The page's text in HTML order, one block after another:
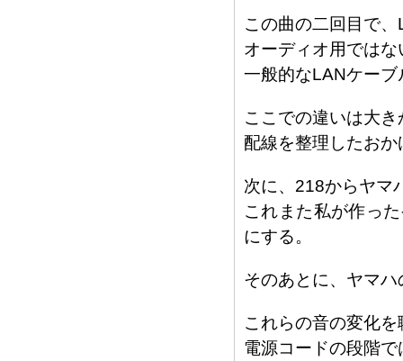
この曲の二回目で
オーディオ用ではな
一般的なLANケー
ここでの違いは大
配線を整理したお
次に、218からヤマ
これまた私が作っ
にする。
そのあとに、ヤマ
これらの音の変化
電源コードの段階